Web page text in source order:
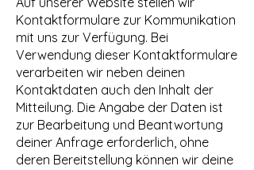
Kontaktformulare zur Kommunikation
mit uns zur Verfügung. Bei
Verwendung dieser Kontaktformulare
verarbeiten wir neben deinen
Kontaktdaten auch den Inhalt der
Mitteilung. Die Angabe der Daten ist
zur Bearbeitung und Beantwortung
deiner Anfrage erforderlich, ohne
deren Bereitstellung können wir deine